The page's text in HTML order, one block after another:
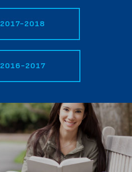
2017-2018
2016-2017